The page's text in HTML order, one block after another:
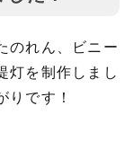
のれん、ビニー
灯を制作しまし
です！